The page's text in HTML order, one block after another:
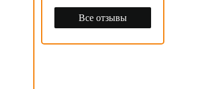
Все отзывы